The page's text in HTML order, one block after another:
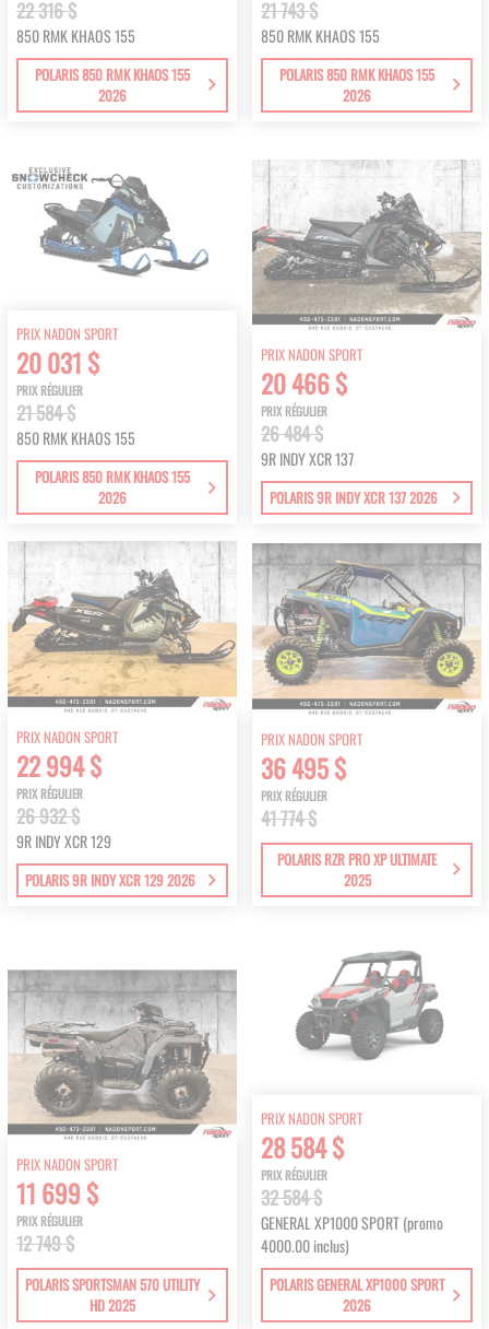
22 316 $
850 RMK KHAOS 155
POLARIS 850 RMK KHAOS 155
2026
21 743 $
850 RMK KHAOS 155
POLARIS 850 RMK KHAOS 155
2026
PRIX NADON SPORT
20 031 $
PRIX RÉGULIER
21 584 $
850 RMK KHAOS 155
POLARIS 850 RMK KHAOS 155
2026
PRIX NADON SPORT
20 466 $
PRIX RÉGULIER
26 484 $
9R INDY XCR 137
POLARIS 9R INDY XCR 137 2026
PRIX NADON SPORT
22 994 $
PRIX RÉGULIER
26 932 $
9R INDY XCR 129
POLARIS 9R INDY XCR 129 2026
PRIX NADON SPORT
36 495 $
PRIX RÉGULIER
41 774 $
POLARIS RZR PRO XP ULTIMATE
2025
PRIX NADON SPORT
11 699 $
PRIX RÉGULIER
12 749 $
POLARIS SPORTSMAN 570 UTILITY
HD 2025
PRIX NADON SPORT
28 584 $
PRIX RÉGULIER
32 584 $
GENERAL XP1000 SPORT (promo
4000.00 inclus)
POLARIS GENERAL XP1000 SPORT
2026